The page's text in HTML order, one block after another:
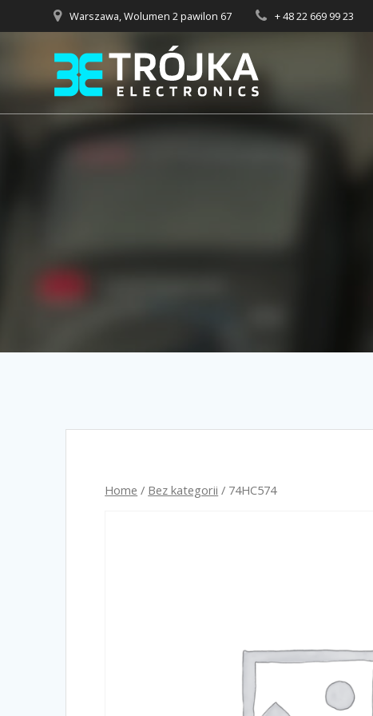
do
Warszawa, Wolumen 2 pawilon 67 + 48 22 669 99 23
Home / Bez kategorii / 74HC574